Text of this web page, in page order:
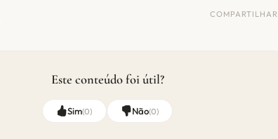
COMPARTILHAR
Este conteúdo foi útil?
Sim(0) Não(0)